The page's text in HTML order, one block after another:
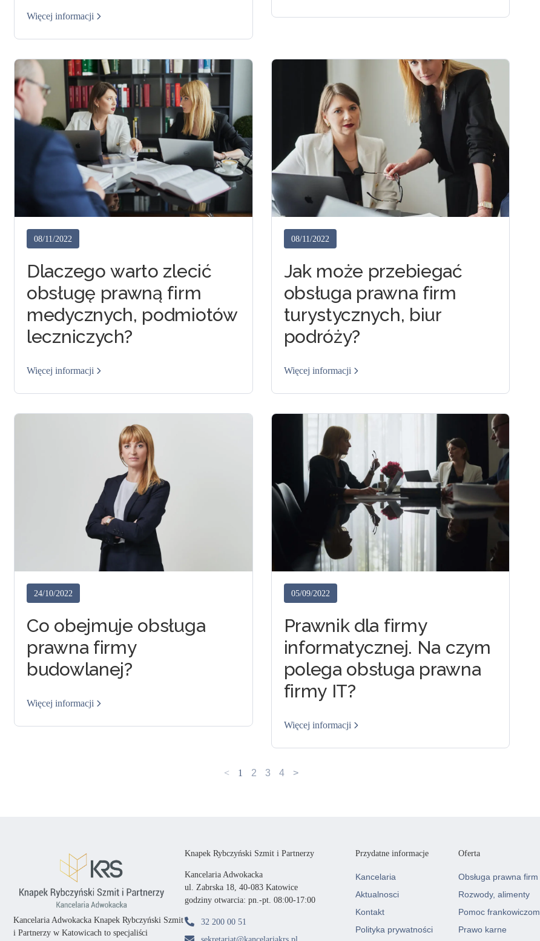
Więcej informacji
08/11/2022
Dlaczego warto zlecić
obsługę prawną firm
medycznych, podmiotów
leczniczych?
Więcej informacji
08/11/2022
Jak może przebiegać
obsługa prawna firm
turystycznych, biur
podróży?
Więcej informacji
24/10/2022
Co obejmuje obsługa
prawna firmy
budowlanej?
Więcej informacji
05/09/2022
Prawnik dla firmy
informatycznej. Na czym
polega obsługa prawna
firmy IT?
Więcej informacji
< 1 2 3 4 >
Kancelaria Adwokacka Knapek Rybczyński Szmit
i Partnerzy w Katowicach to specjaliści
Knapek Rybczyński Szmit i Partnerzy
Kancelaria Adwokacka
ul. Zabrska 18, 40-083 Katowice
godziny otwarcia: pn.-pt. 08:00-17:00
32 200 00 51
Przydatne informacje
Kancelaria
Aktualnosci
Kontakt
Polityka prywatności
Oferta
Obsługa prawna firm
Rozwody, alimenty
Pomoc frankowiczom
Prawo karne